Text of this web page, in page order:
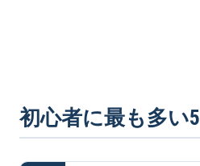
初心者に最も多い